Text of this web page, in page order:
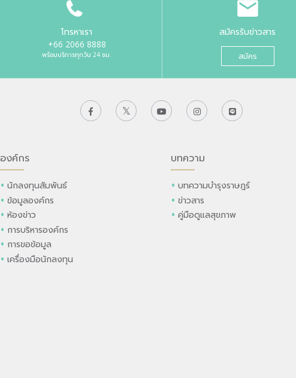
โทรหาเรา
+66 2066 8888
พร้อมบริการทุกวัน 24 ชม.
สมัครรับข่าวสาร
สมัคร
องค์กร
นักลงทุนสัมพันธ์
ข้อมูลองค์กร
ห้องข่าว
การบริหารองค์กร
การขอข้อมูล
เครื่องมือนักลงทุน
บทความ
บทความบำรุงราษฎร์
ข่าวสาร
คู่มือดูแลสุขภาพ